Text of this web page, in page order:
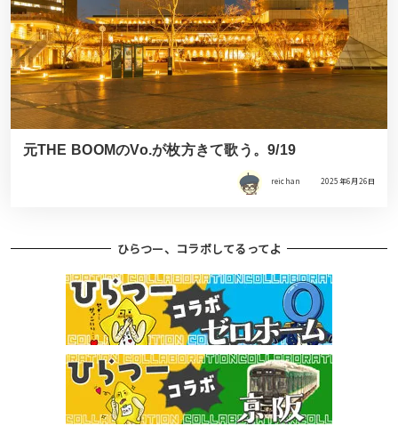
元THE BOOMのVo.が枚方きて歌う。9/19
reichan 2025年6月26日
ひらつー、コラボしてるってよ